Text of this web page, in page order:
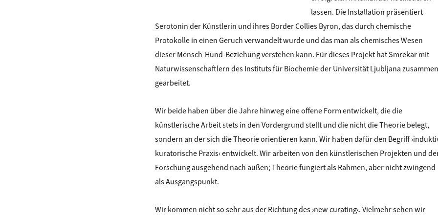
lassen. Die Installation präsentiert
Serotonin der Künstlerin und ihres Border Collies Byron, das durch chemische
Protokolle in einen Geruch verwandelt wurde und das man als chemisches Wesen
dieser Mensch-Hund-Beziehung verstehen kann. Für dieses Projekt hat Smrekar mit
Naturwissenschaftlern des Instituts für Biochemie der Universität Ljubljana zusammen
gearbeitet.
Wir beide haben über die Jahre hinweg eine offene Form entwickelt, die die
künstlerische Arbeit stets in den Vordergrund stellt und die nicht die Theorie belegt,
sondern an der sich die Theorie orientieren kann. Wir haben dafür den Begriff
kuratorische Praxis‹ entwickelt. Wir arbeiten von den künstlerischen Projekten und
Forschung ausgehend nach außen; Theorie fungiert als Rahmen, aber nicht zwingend
als Ausgangspunkt.
Wir kommen nicht so sehr aus der Richtung des ›new curating‹. Vielmehr sehen wir